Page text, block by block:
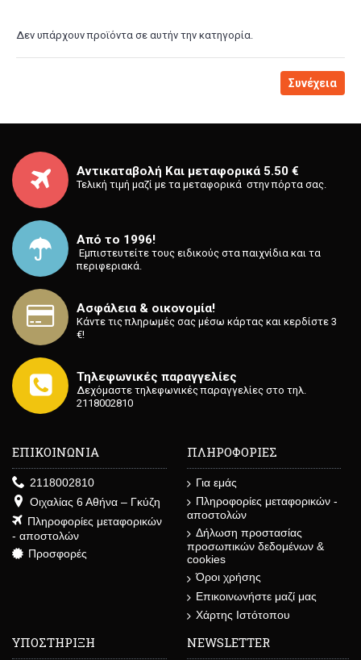
Δεν υπάρχουν προϊόντα σε αυτήν την κατηγορία.
Συνέχεια
Αντικαταβολή Και μεταφορικά 5.50 €
Τελική τιμή μαζί με τα μεταφορικά στην πόρτα σας.
Από το 1996!
⁡ Εμπιστευτείτε τους ειδικούς στα παιχνίδια και τα
περιφεριακά.
Ασφάλεια & οικονομία!
Κάντε τις πληρωμές σας μέσω κάρτας και κερδίστε 3
€!
Τηλεφωνικές παραγγελίες
Δεχόμαστε τηλεφωνικές παραγγελίες στο τηλ.
2118002810
ΕΠΙΚΟΙΝΩΝΙΑ
2118002810
Οιχαλίας 6 Αθήνα – Γκύζη
Πληροφορίες μεταφορικών
- αποστολών
Προσφορές
ΠΛΗΡΟΦΟΡΙΕΣ
Για εμάς
Πληροφορίες μεταφορικών -
αποστολών
Δήλωση προστασίας
προσωπικών δεδομένων &
cookies
Όροι χρήσης
Επικοινωνήστε μαζί μας
Χάρτης Ιστότοπου
ΥΠΟΣΤΗΡΙΞΗ NEWSLETTER